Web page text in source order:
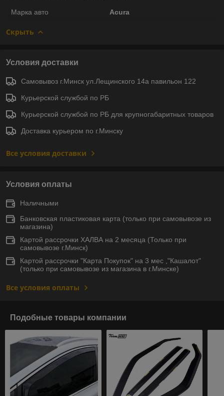
Марка авто Acura
Скрыть
Условия доставки
Самовывоз г.Минск ул.Лещинского 14а павильон 122
Курьерской службой по РБ
Курьерской службой по РБ для крупногабаритных товаров
Доставка курьером по г.Минску
Все условия доставки
Условия оплаты
Наличными
Банковская пластиковая карта (только при самовывозе из
магазина)
Картой рассрочки ХАЛВА на 2 месяца (Только при
самовывозе г.Минск)
Картой рассрочки "Карта Покупок" на 3 мес ,"Кашалот"
(только при самовывозе из магазина в г.Минске)
Все условия оплаты
Подобные товары компании